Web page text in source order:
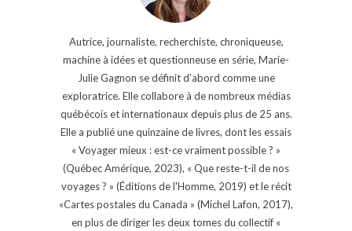
Autrice, journaliste, recherchiste, chroniqueuse,
machine à idées et questionneuse en série, Marie-
Julie Gagnon se définit d’abord comme une
exploratrice. Elle collabore à de nombreux médias
québécois et internationaux depuis plus de 25 ans.
Elle a publié une quinzaine de livres, dont les essais
« Voyager mieux : est-ce vraiment possible ? »
(Québec Amérique, 2023), « Que reste-t-il de nos
voyages ? » (Éditions de l'Homme, 2019) et le récit
«Cartes postales du Canada » (Michel Lafon, 2017),
en plus de diriger les deux tomes du collectif «